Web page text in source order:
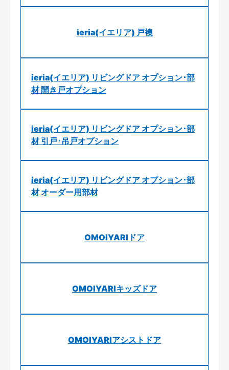
ieria(イエリア) 戸襖
ieria(イエリア) リビングドア オプション･部
材 開き戸オプション
ieria(イエリア) リビングドア オプション･部
材 引戸･吊戸オプション
ieria(イエリア) リビングドア オプション･部
材 オーダー用部材
OMOIYARIドア
OMOIYARIキッズドア
OMOIYARIアシストドア